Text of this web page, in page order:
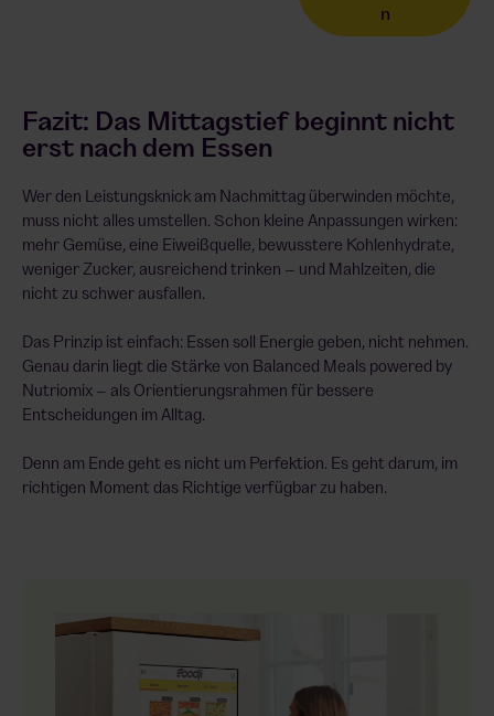
n
Fazit: Das Mittagstief beginnt nicht
erst nach dem Essen
Wer den Leistungsknick am Nachmittag überwinden möchte,
muss nicht alles umstellen. Schon kleine Anpassungen wirken:
mehr Gemüse, eine Eiweißquelle, bewusstere Kohlenhydrate,
weniger Zucker, ausreichend trinken – und Mahlzeiten, die
nicht zu schwer ausfallen.
Das Prinzip ist einfach: Essen soll Energie geben, nicht nehmen.
Genau darin liegt die Stärke von Balanced Meals powered by
Nutriomix – als Orientierungsrahmen für bessere
Entscheidungen im Alltag.
Denn am Ende geht es nicht um Perfektion. Es geht darum, im
richtigen Moment das Richtige verfügbar zu haben.